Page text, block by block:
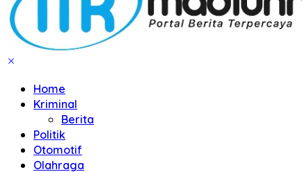
Home
Kriminal
Berita
Politik
Otomotif
Olahraga